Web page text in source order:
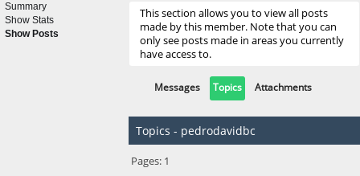
Summary
Show Stats
Show Posts
This section allows you to view all posts
made by this member. Note that you can
only see posts made in areas you currently
have access to.
Messages Topics Attachments
Topics - pedrodavidbc
Pages: 1